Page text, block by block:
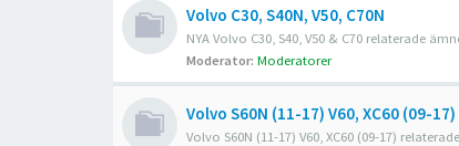
Volvo C30, S40N, V50, C70N
NYA Volvo C30, S40, V50 & C70 relaterade
Moderator: Moderatorer
Volvo S60N (11-17) V60, XC60 (09-17)
Volvo S60N (11-17) V60, XC60 (09-17)